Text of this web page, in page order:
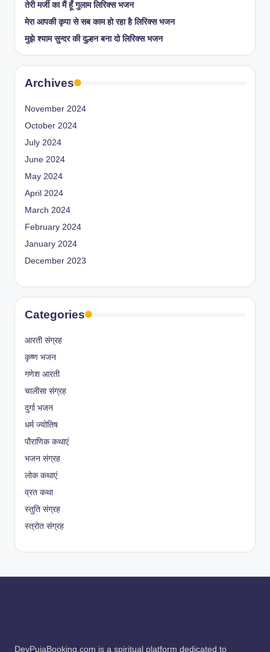
तेरी मर्जी का मैं हूँ गुलाम लिरिक्स भजन
मेरा आपकी कृपा से सब काम हो रहा है लिरिक्स भजन
मुझे श्याम सुन्दर की दुल्हन बना दो लिरिक्स भजन
Archives
November 2024
October 2024
July 2024
June 2024
May 2024
April 2024
March 2024
February 2024
January 2024
December 2023
Categories
आरती संग्रह
कृष्ण भजन
गणेश आरती
चालीसा संग्रह
दुर्गा भजन
धर्म ज्योतिष
पौराणिक कथाएं
भजन संग्रह
लोक कथाएं
व्रत कथा
स्तुति संग्रह
स्त्रोत संग्रह
DevPujaBooking.com is a spiritual platform dedicated to